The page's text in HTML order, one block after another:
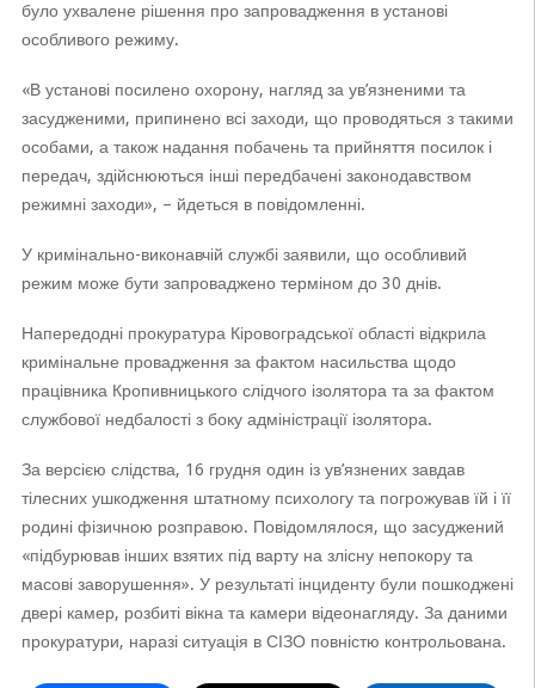
було ухвалене рішення про запровадження в установі
особливого режиму.
«В установі посилено охорону, нагляд за ув’язненими та
засудженими, припинено всі заходи, що проводяться з такими
особами, а також надання побачень та прийняття посилок і
передач, здійснюються інші передбачені законодавством
режимні заходи», – йдеться в повідомленні.
У кримінально-виконавчій службі заявили, що особливий
режим може бути запроваджено терміном до 30 днів.
Напередодні прокуратура Кіровоградської області відкрила
кримінальне провадження за фактом насильства щодо
працівника Кропивницького слідчого ізолятора та за фактом
службової недбалості з боку адміністрації ізолятора.
За версією слідства, 16 грудня один із ув’язнених завдав
тілесних ушкодження штатному психологу та погрожував їй і її
родині фізичною розправою. Повідомлялося, що засуджений
«підбурював інших взятих під варту на злісну непокору та
масові заворушення». У результаті інциденту були пошкоджені
двері камер, розбиті вікна та камери відеонагляду. За даними
прокуратури, наразі ситуація в СІЗО повністю контрольована.